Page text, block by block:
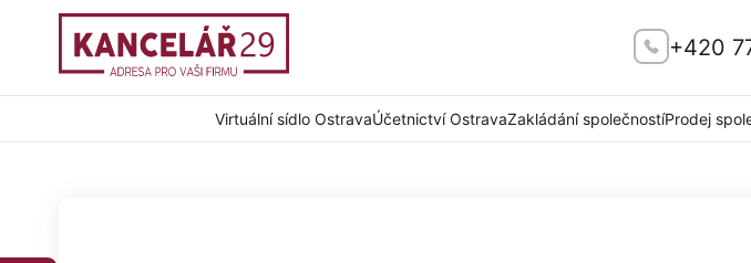
+420
Virtuální sídlo OstravaÚčetnictví OstravaZakládání společnostíProdej